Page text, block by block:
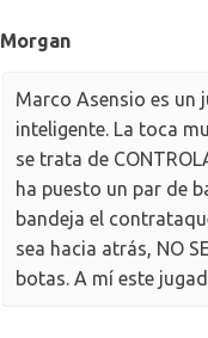
Morgan
Marco Asensio es un
inteligente. La toca
se trata de
ha puesto un par de
bandeja el
sea hacia atrás, NO
botas. A mí este